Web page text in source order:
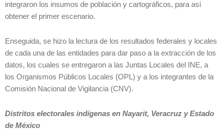
integraron los insumos de población y cartográficos, para así
obtener el primer escenario.
Enseguida, se hizo la lectura de los resultados federales y locales
de cada una de las entidades para dar paso a la extracción de los
datos, los cuales se entregaron a las Juntas Locales del INE, a
los Organismos Públicos Locales (OPL) y a los integrantes de la
Comisión Nacional de Vigilancia (CNV).
Distritos electorales indígenas en Nayarit, Veracruz y Estado
de México